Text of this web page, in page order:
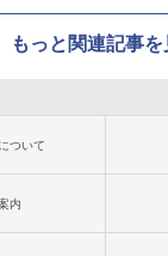
もっと関連記事を
ついて
内